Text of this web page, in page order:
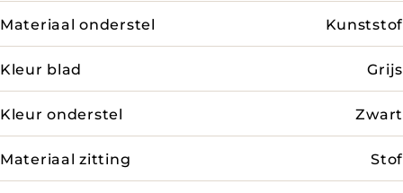
Materiaal onderstel Kunststof
Kleur blad Grijs
Kleur onderstel Zwart
Materiaal zitting Stof